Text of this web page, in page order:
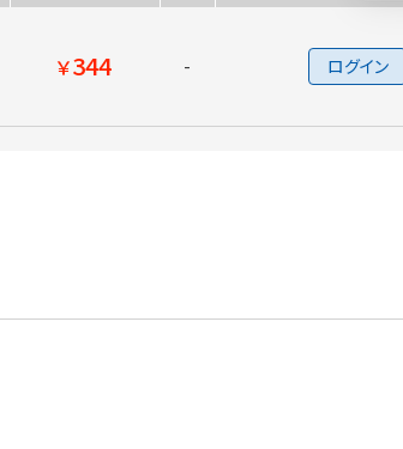
￥344 - ログイン